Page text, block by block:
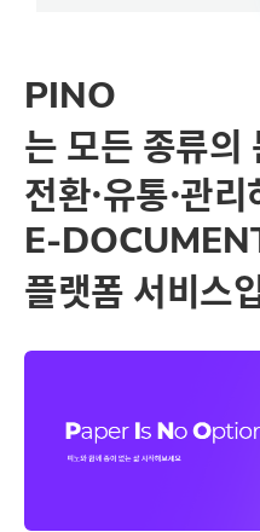
PINO
는 모든 종류의
전환·유통·관
E-
플랫폼 서비스